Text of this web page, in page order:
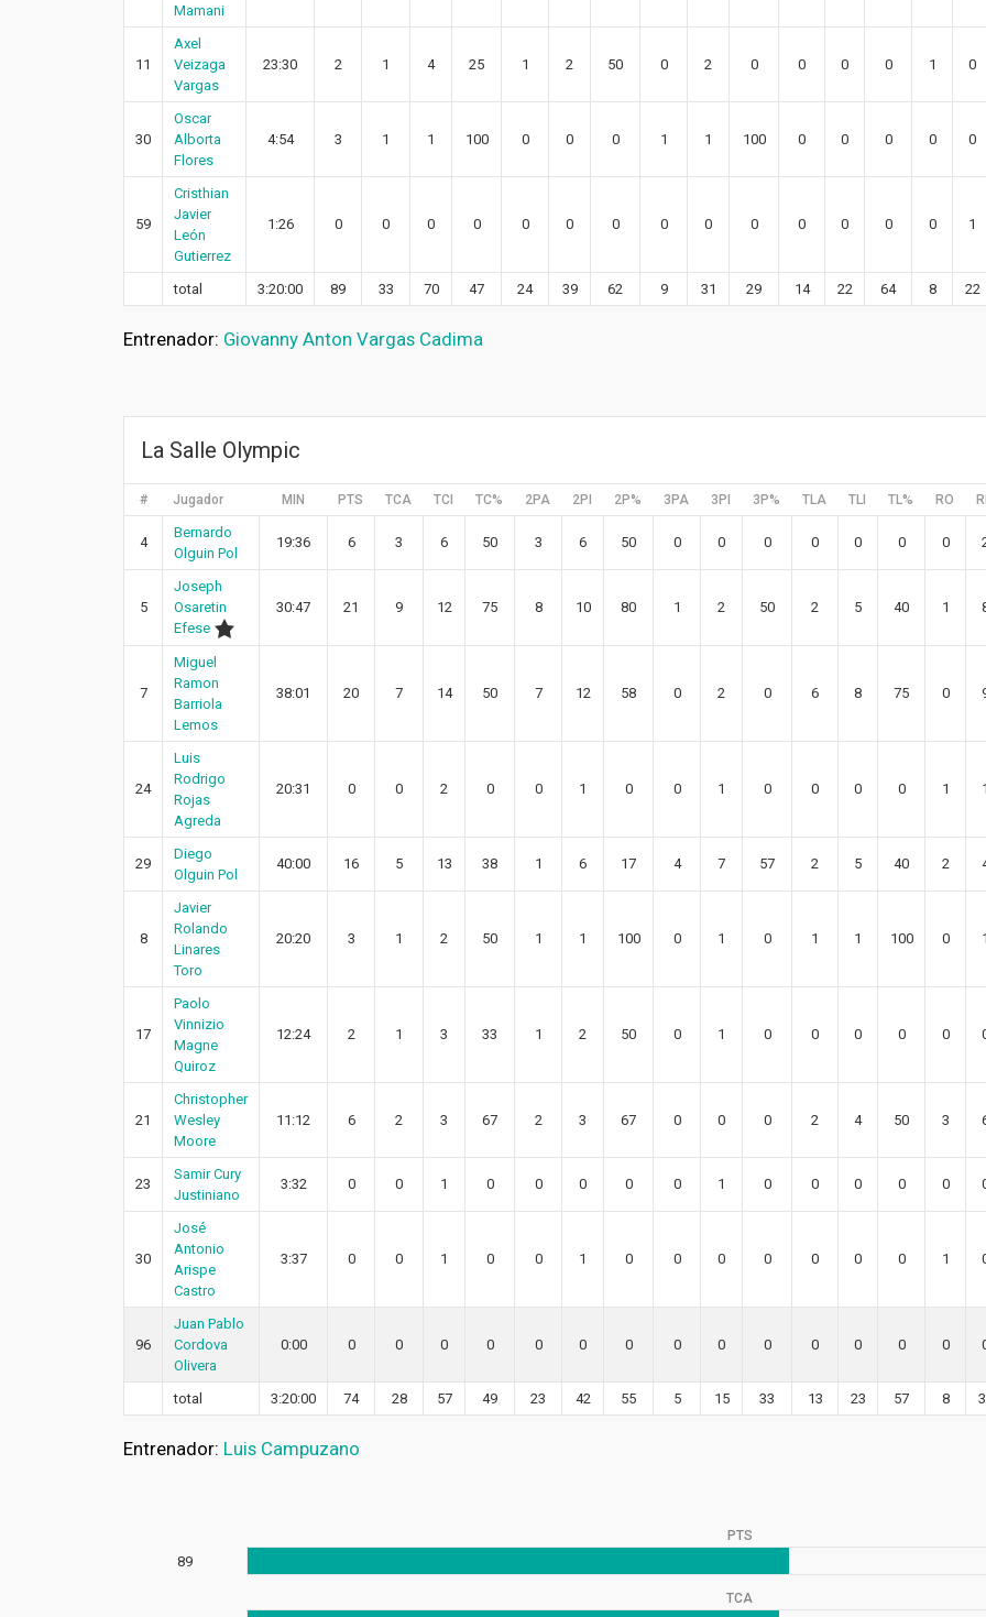
Mamani
11
Axel
Veizaga
Vargas
23:30 2 1 4 25 1 2 50 0 2 0 0 0 0 1 0
30
Oscar
Alborta
Flores
4:54 3 1 1 100 0 0 0 1 1 100 0 0 0 0 0
59
Cristhian
Javier
León
Gutierrez
1:26 0 0 0 0 0 0 0 0 0 0 0 0 0 0 1
total 3:20:00 89 33 70 47 24 39 62 9 31 29 14 22 64 8 22
Entrenador: Giovanny Anton Vargas Cadima
La Salle Olympic
# Jugador MIN PTS TCA TCI TC% 2PA 2PI 2P% 3PA 3PI 3P% TLA TLI TL% RO
4
Bernardo
Olguin Pol
19:36 6 3 6 50 3 6 50 0 0 0 0 0 0 0
5
Joseph
Osaretin
Efese
30:47 21 9 12 75 8 10 80 1 2 50 2 5 40 1
7
Miguel
Ramon
Barriola
Lemos
38:01 20 7 14 50 7 12 58 0 2 0 6 8 75 0
24
Luis
Rodrigo
Rojas
Agreda
20:31 0 0 2 0 0 1 0 0 1 0 0 0 0 1
29
Diego
Olguin Pol
40:00 16 5 13 38 1 6 17 4 7 57 2 5 40 2
8
Javier
Rolando
Linares
Toro
20:20 3 1 2 50 1 1 100 0 1 0 1 1 100 0
17
Paolo
Vinnizio
Magne
Quiroz
12:24 2 1 3 33 1 2 50 0 1 0 0 0 0 0
21
Christopher
Wesley
Moore
11:12 6 2 3 67 2 3 67 0 0 0 2 4 50 3
23
Samir Cury
Justiniano
3:32 0 0 1 0 0 0 0 0 1 0 0 0 0 0
30
José
Antonio
Arispe
Castro
3:37 0 0 1 0 0 1 0 0 0 0 0 0 0 1
96
Juan Pablo
Cordova
Olivera
0:00 0 0 0 0 0 0 0 0 0 0 0 0 0 0
total 3:20:00 74 28 57 49 23 42 55 5 15 33 13 23 57 8
Entrenador: Luis Campuzano
PTS
89
TCA